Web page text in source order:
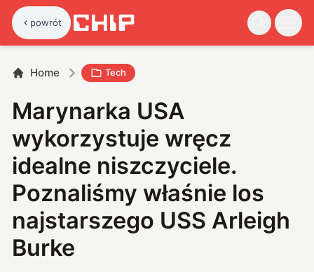
powrót
Home Tech
Marynarka USA
wykorzystuje wręcz
idealne niszczyciele.
Poznaliśmy właśnie los
najstarszego USS Arleigh
Burke